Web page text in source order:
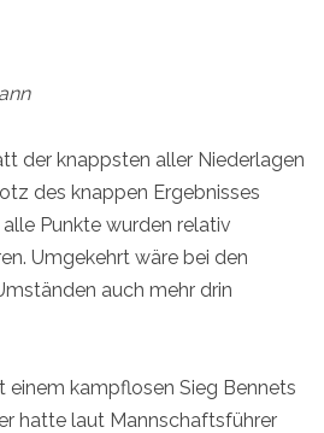
der knappsten aller Niederlagen
des knappen Ergebnisses
Punkte wurden relativ
Umgekehrt wäre bei den
auch mehr drin
einem kampflosen Sieg Bennets
hatte laut Mannschaftsführer